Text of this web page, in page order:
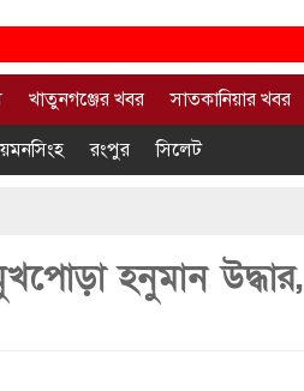
খাতুনগঞ্জের খবর সাতকানিয়ার খবর
রংপুর সিলেট
হনুমান উদ্ধার,